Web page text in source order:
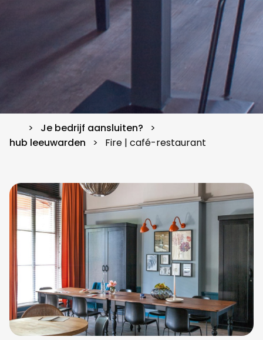
Je bedrijf aansluiten?
hub leeuwarden
Fire | café-restaurant